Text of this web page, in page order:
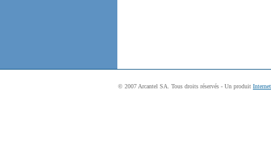
© 2007 Arcantel SA. Tous droits réservés - Un produit